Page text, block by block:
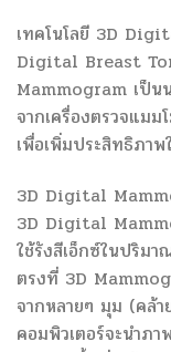
เทคโนโลยี 3D
Digital Breast
Mammogram เป็
จากเครื่องตรวจแม
เพื่อเพิ่มประสิทธิภาพ
3D Digital
3D Digital
ใช้รังสีเอ็กซ์ในปริม
ตรงที่ 3D
จากหลายๆ มุม (คล้
คอมพิวเตอร์จะนำภ